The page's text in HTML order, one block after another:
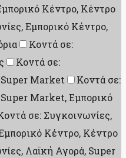
Κέντρο, Κέντρο
Εμπορικό Κέντρο,
Κοντά σε:
Κοντά σε:
Super Market
Κοντά σε:
Market, Εμπορικό
σε: Συγκοινωνίες,
Κέντρο, Κέντρο
Λαϊκή Αγορά, Super